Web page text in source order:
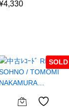
4,330
SOLD